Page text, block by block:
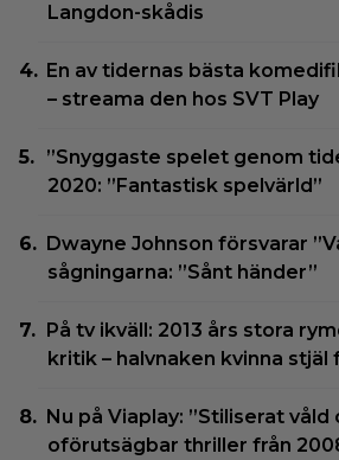
Langdon-skådis
En av tidernas bästa
– streama den hos SVT Play
”Snyggaste spelet genom
2020: ”Fantastisk spelvärld”
Dwayne Johnson försvarar
sågningarna: ”Sånt händer”
På tv ikväll: 2013 års stora
kritik – halvnaken kvinna stjäl
Nu på Viaplay: ”Stiliserat
oförutsägbar thriller från